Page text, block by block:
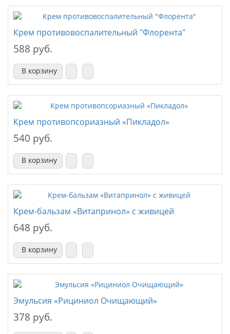
Крем противовоспалительный "Флорента"
588 руб.
В корзину
Крем противопсориазный «Пикладол»
540 руб.
В корзину
Крем-бальзам «Витапринол» с живицей
648 руб.
В корзину
Эмульсия «Рициниол Очищающий»
378 руб.